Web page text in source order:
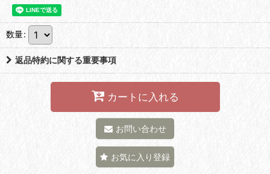
数量:
返品特約に関する重要事項
カートに入れる
お問い合わせ
お気に入り登録